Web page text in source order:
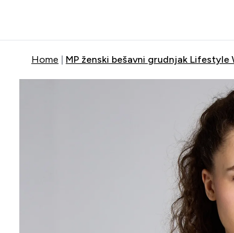
Home MP ženski bešavni grudnjak Lifestyle